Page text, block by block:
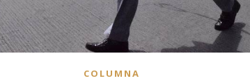
COLUMNA